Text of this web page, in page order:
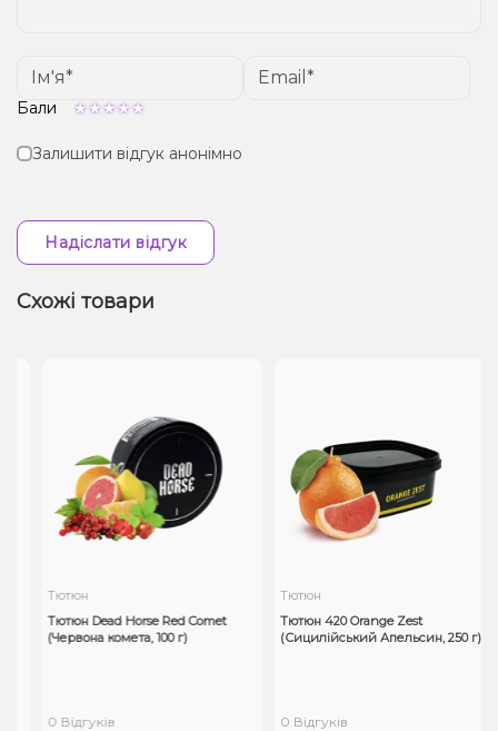
Бали
Залишити відгук анонімно
Надіслати відгук
Схожі товари
Тютюн
Тютюн Dead Horse Red Comet
(Червона комета, 100 г)
0 Відгуків
Тютюн
Тютюн 420 Orange Zest
(Сицилійський Апельсин, 250 г)
0 Відгуків